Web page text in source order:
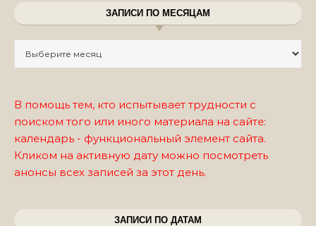
ЗАПИСИ ПО МЕСЯЦАМ
В помощь тем, кто испытывает трудности с
поиском того или иного материала на сайте:
календарь - функциональный элемент сайта.
Кликом на активную дату можно посмотреть
анонсы всех записей за этот день.
ЗАПИСИ ПО ДАТАМ